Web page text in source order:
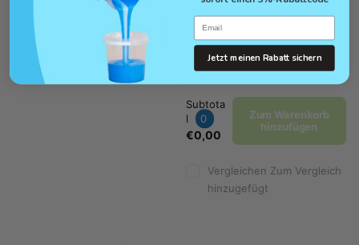
Subtota
l
0
€0,00
Zum Warenkorb
hinzufügen
Vergleichen Zum Vergleich
hinzugefügt
Email
Jetzt meinen Rabatt sichern